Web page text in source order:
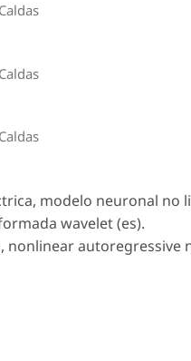
modelo neuronal no
wavelet (es).
nonlinear autoregressive